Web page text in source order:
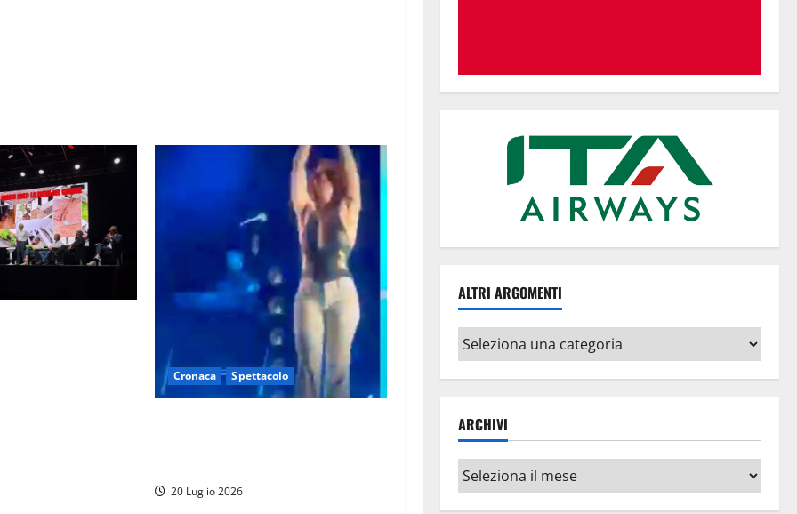
Cronaca Spettacolo
20 Luglio 2026
ALTRI ARGOMENTI
Altri
argomenti
ARCHIVI
Archivi